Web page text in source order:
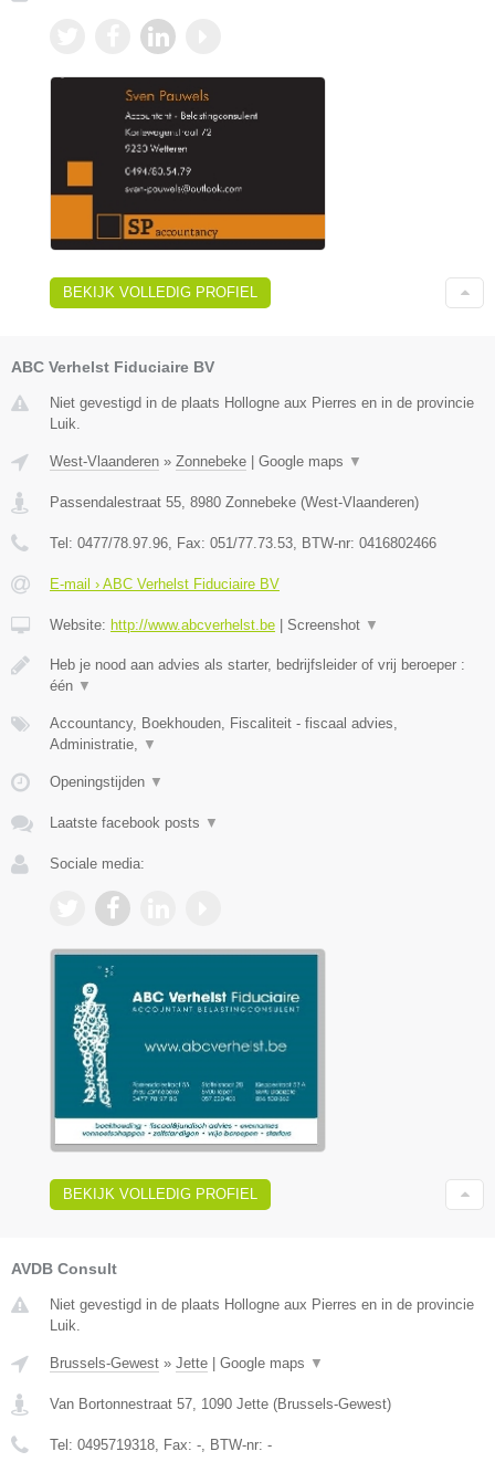
BEKIJK VOLLEDIG PROFIEL
ABC Verhelst Fiduciaire BV
Niet gevestigd in de plaats Hollogne aux Pierres en in de provincie
Luik.
West-Vlaanderen » Zonnebeke Google maps ▼
Passendalestraat 55, 8980 Zonnebeke (West-Vlaanderen)
Tel: 0477/78.97.96, Fax: 051/77.73.53, BTW-nr: 0416802466
E-mail › ABC Verhelst Fiduciaire BV
Website: http://www.abcverhelst.be Screenshot ▼
Heb je nood aan advies als starter, bedrijfsleider of vrij beroeper :
één ▼
Accountancy, Boekhouden, Fiscaliteit - fiscaal advies,
Administratie, ▼
Openingstijden ▼
Laatste facebook posts ▼
Sociale media:
BEKIJK VOLLEDIG PROFIEL
AVDB Consult
Niet gevestigd in de plaats Hollogne aux Pierres en in de provincie
Luik.
Brussels-Gewest » Jette | Google maps ▼
Van Bortonnestraat 57 1090 Jette (Brussels-Gewest)
Tel: 0495719318 , Fax: - , BTW-nr: -